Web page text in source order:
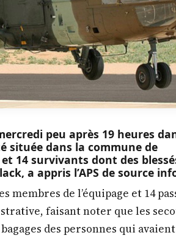
peu après 19 heures
située dans la commune de
14 survivants dont des
a appris l’APS de source
membres de l’équipage et 14
faisant noter que les
des personnes qui